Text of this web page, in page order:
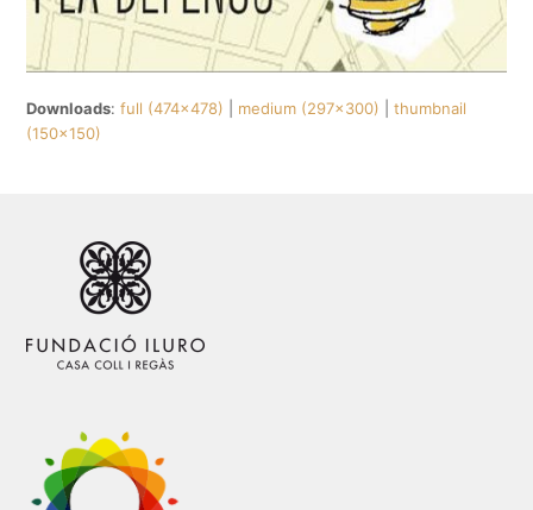
Downloads:full (474x478) medium (297x300) |thumbnail
(150x150)